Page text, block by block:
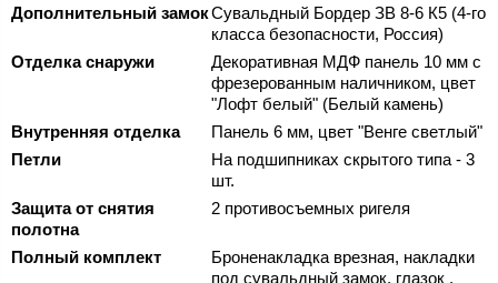
Дополнительный замокСувальдный Бордер ЗВ 8-6 К5 (4-го
класса безопасности, Россия)
Отделка снаружи
Декоративная МДФ панель 10 мм с
фрезерованным наличником, цвет
"Лофт белый" (Белый камень)
Внутренняя отделка
Панель 6 мм, цвет "Венге светлый"
Петли
На подшипниках скрытого типа - 3
шт.
Защита от снятия
полотна
2 противосъемных ригеля
Полный комплект
Броненакладка врезная, накладки
под сувальдный замок, глазок ,